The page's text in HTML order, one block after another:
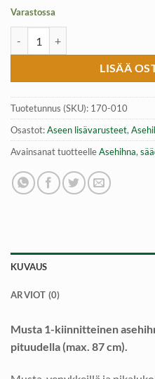
Varastossa
LISÄÄ
Tuotetunnus (SKU): 170-010
Osastot:Aseen lisävarusteet,
Avainsanat tuotteelleAsehihna,
KUVAUS
ARVIOT (0)
Musta 1-kiinnitteinen
pituudella (max. 87 cm).